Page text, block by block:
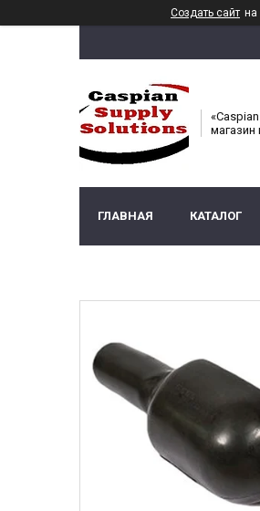
Создать сайт на
магазин
ГЛАВНАЯ КАТАЛОГ